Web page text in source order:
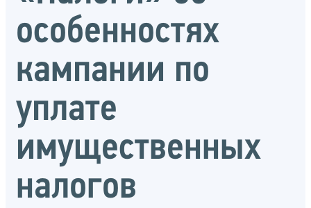
особенностях
кампании по
уплате
имущественных
налогов